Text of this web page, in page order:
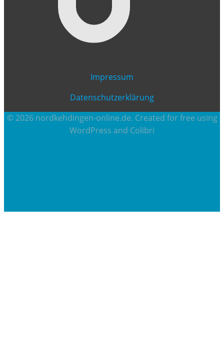
Impressum
Datenschutzerklärung
© 2026 nordkehdingen-online.de. Created for free using
WordPress and Colibri